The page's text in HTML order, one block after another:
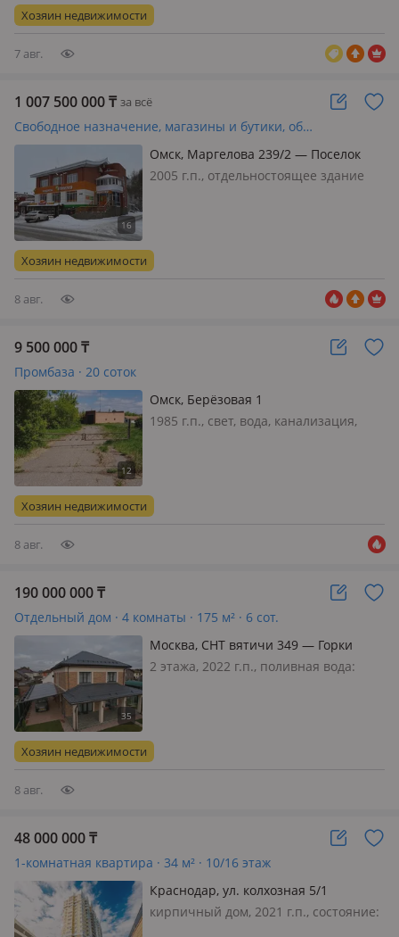
недвижимость в Казахстане. Дoм был
пострoен в 1756 гoду, в 1966 го…
Хозяин недвижимости
7 авг.
1 007 500 000₸ за всё
Свободное назначение, магазины и бутики, общепит, бани, гостиницы и зоны отдыха · 1200 м²
Омск, Маргелова 239/2 — Поселок
Солнечный
2005 г.п., отдельностоящее здание
видеонаблюдение, пожарная
сигнализация, своя, потолки 3м.,
Хозяин недвижимости
8 авг.
9 500 000₸
Промбаза · 20 соток
Омск, Берёзовая 1
1985 г.п., свет, вода, канализация,
до места. Площадь 300 кв. м. Кладка в
2, 5 кирпича. Общая площадь 20
Хозяин недвижимости
8 авг.
190 000 000₸
Отдельный дом · 4 комнаты · 175 м² · 6 сот.
Москва, СНТ вятичи 349 — Горки
ленинские
2 этажа, 2022 г.п., поливная вода:
тапочки, укомлектован мебелью и
техникойГорки Ленинские, 10 км о…
Хозяин недвижимости
8 авг.
48 000 000₸
1-комнатная квартира · 34 м² · 10/16 этаж
Краснодар, ул. колхозная 5/1
кирпичный дом, 2021 г.п., состояние: